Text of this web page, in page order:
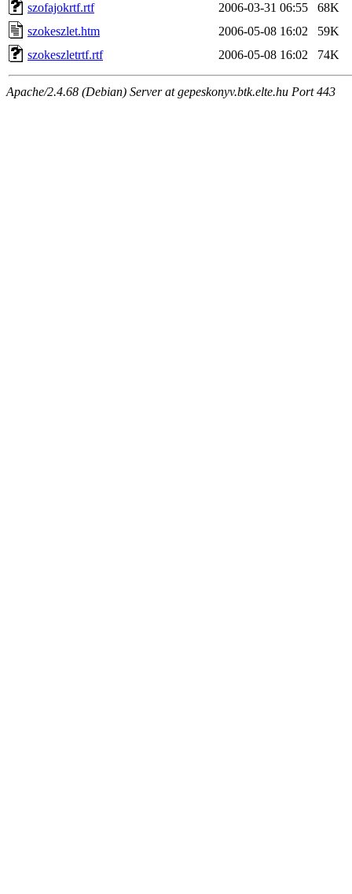
szofajokrtf.rtf 2006-03-31 06:55
68K
szokeszlet.htm
2006-05-08 16:02
59K
szokeszletrtf.rtf
2006-05-08 16:02 74K
Apache/2.4.68 (Debian) Server at gepeskonyv.btk.elte.hu Port 443